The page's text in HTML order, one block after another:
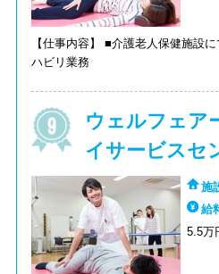
【仕事内容】 ■介護老人保健施設
ハビリ業務
ウェルフェ
イサービスセ
施
サー
給
5.5万